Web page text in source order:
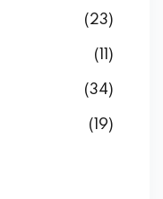
(23)
(11)
(34)
(19)